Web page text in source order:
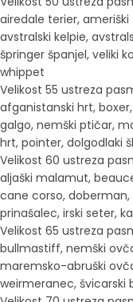
airedale terier,
avstralski kelpie,
špringer španjel, veliki
whippet
Velikost 55 ustreza
afganistanski hrt,
galgo, nemški ptičar,
hrt, pointer, dolgodlaki
Velikost 60 ustreza
aljaški malamut,
cane corso,
prinašalec, irski seter,
Velikost 65 ustreza
bullmastiff, nemški
maremsko-abruški
weirmeranec, švicarski